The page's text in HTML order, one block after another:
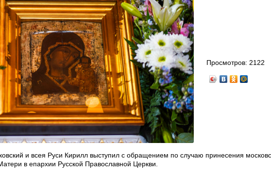
Просмотров: 2122
и всея Руси Кирилл выступил с обращением по случаю принесения
в епархии Русской Православной Церкви.